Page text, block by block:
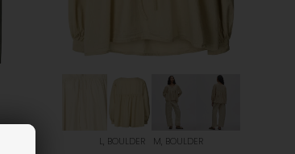
L, BOULDER M, BOULDER